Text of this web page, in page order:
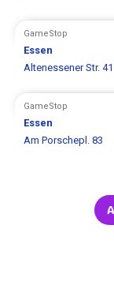
GameStop
Essen
Altenessener Str.
GameStop
Essen
Am Porschepl. 83